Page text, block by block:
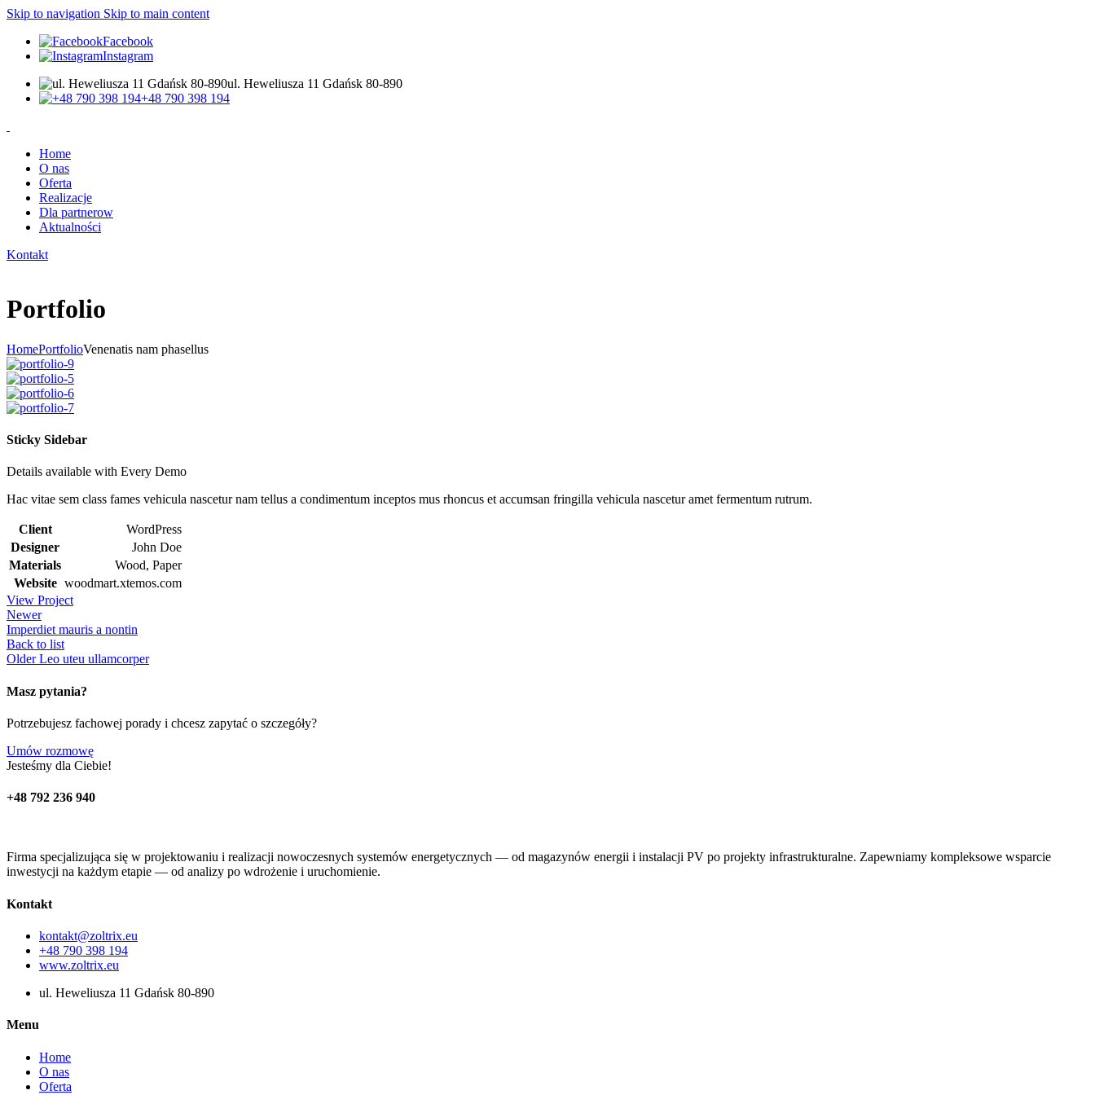
Skip to navigation Skip to main content
Facebook
Instagram
ul. Heweliusza 11 Gdańsk 80-890
+48 790 398 194
Home
O nas
Oferta
Realizacje
Dla partnerow
Aktualności
Kontakt
Portfolio
HomePortfolioVenenatis nam phasellus
Sticky Sidebar
Details available with Every Demo
Hac vitae sem class fames vehicula nascetur nam tellus a condimentum inceptos mus rhoncus et accumsan fringilla vehicula nascetur amet fermentum rutrum.
Client
WordPress
Designer
John Doe
Materials
Wood, Paper
Website woodmart.xtemos.com
View Project
Newer
Imperdiet mauris a nontin
Back to list
Older Leo uteu ullamcorper
Masz pytania?
Potrzebujesz fachowej porady i chcesz zapytać o szczegóły?
Umów rozmowę
Jesteśmy dla Ciebie!
+48 792 236 940
Firma specjalizująca się w projektowaniu i realizacji nowoczesnych systemów energetycznych — od magazynów energii i instalacji PV po projekty infrastrukturalne. Zapewniamy kompleksowe wsparcie
inwestycji na każdym etapie — od analizy po wdrożenie i uruchomienie.
Kontakt
kontakt@zoltrix.eu
+48 790 398 194
www.zoltrix.eu
ul. Heweliusza 11 Gdańsk 80-890
Menu
Home
O nas
Oferta